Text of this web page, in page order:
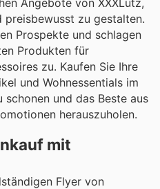
Angebote von XXXLutz,
preisbewusst zu gestalten.
Prospekte und schlagen
Produkten für
zu. Kaufen Sie Ihre
und Wohnessentials im
und das Beste aus
herauszuholen.
mit
Flyer von